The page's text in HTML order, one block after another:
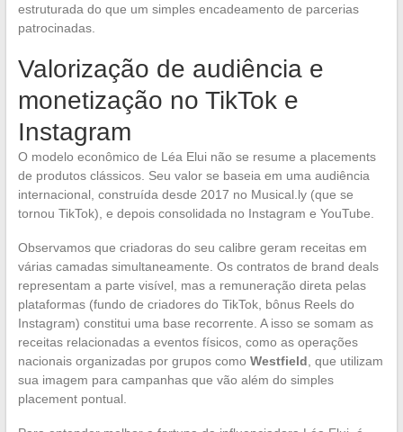
estruturada do que um simples encadeamento de parcerias
patrocinadas.
Valorização de audiência e
monetização no TikTok e
Instagram
O modelo econômico de Léa Elui não se resume a placements
de produtos clássicos. Seu valor se baseia em uma audiência
internacional, construída desde 2017 no Musical.ly (que se
tornou TikTok), e depois consolidada no Instagram e YouTube.
Observamos que criadoras do seu calibre geram receitas em
várias camadas simultaneamente. Os contratos de brand deals
representam a parte visível, mas a remuneração direta pelas
plataformas (fundo de criadores do TikTok, bônus Reels do
Instagram) constitui uma base recorrente. A isso se somam as
receitas relacionadas a eventos físicos, como as operações
nacionais organizadas por grupos como Westfield , que utilizam
sua imagem para campanhas que vão além do simples
placement pontual.